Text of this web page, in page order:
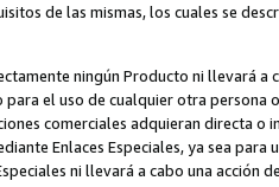
de las mismas, los cuales se
ningún Producto ni llevará a
para el uso de cualquier otra
comerciales adquieran directa o
Enlaces Especiales, ya sea
ni llevará a cabo una